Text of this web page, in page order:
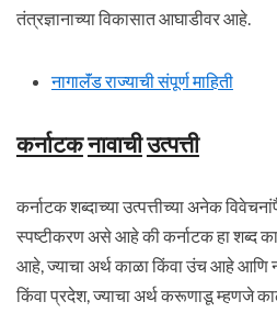
तंत्रज्ञानाच्या विकासात आघाडीवर आहे.
नागालॅंड राज्याची संपूर्ण माहिती
कर्नाटकनावाचीउत्पत्ती
कर्नाटक शब्दाच्या उत्पत्तीच्या अनेक
स्पष्टीकरण असे आहे की कर्नाटक हा शब्द
आहे, ज्याचा अर्थ काळा किंवा उंच आहे आणि
किंवा प्रदेश, ज्याचा अर्थ करूणाडू म्हणजे